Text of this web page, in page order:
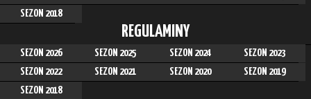
SEZON 2018
REGULAMINY
SEZON 2026 SEZON 2025 SEZON 2024
SEZON 2023
SEZON 2022
SEZON 2021 SEZON 2020
SEZON 2019
SEZON 2018